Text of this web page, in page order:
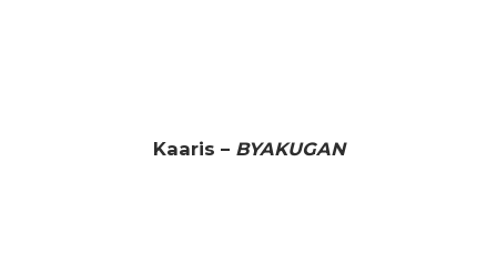
Kaaris – BYAKUGAN